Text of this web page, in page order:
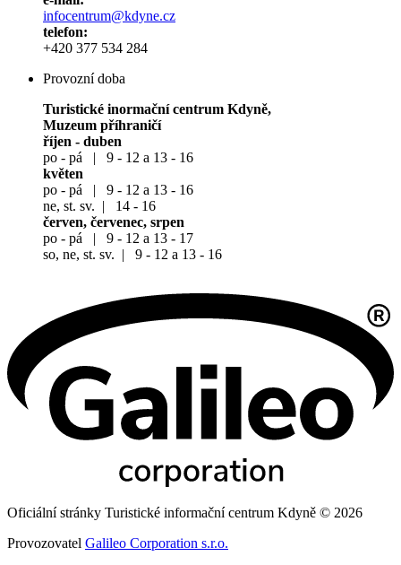
infocentrum@kdyne.cz
telefon:
+420 377 534 284
Provozní doba
Turistické inormační centrum Kdyně,
Muzeum příhraničí
říjen - duben
po - pá | 9 - 12 a 13 - 16
květen
po - pá | 9 - 12 a 13 - 16
ne, st. sv. | 14 - 16
červen, červenec, srpen
po - pá | 9 - 12 a 13 - 17
so, ne, st. sv. | 9 - 12 a 13 - 16
Oficiální stránky Turistické informační centrum Kdyně © 2026
Provozovatel Galileo Corporation s.r.o.